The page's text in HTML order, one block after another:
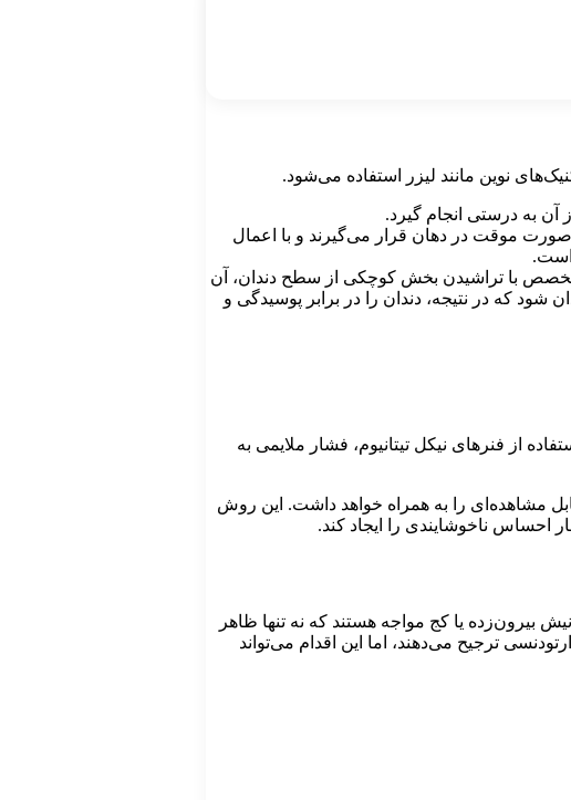
نوین مانند لیزر استفاده می‌شود.
به‌ درستی انجام گیرد.
موقت در دهان قرار می‌گیرند و با اعمال
است.
با تراشیدن بخش کوچکی از سطح دندان، آن
که در نتیجه، دندان را در برابر پوسیدگی و
از فنرهای نیکل تیتانیوم، فشار ملایمی به
مشاهده‌ای را به همراه خواهد داشت. این روش
احساس ناخوشایندی را ایجاد کند.
بیرون‌زده یا کج مواجه هستند که نه‌ تنها ظاهر
ترجیح می‌دهند، اما این اقدام می‌تواند